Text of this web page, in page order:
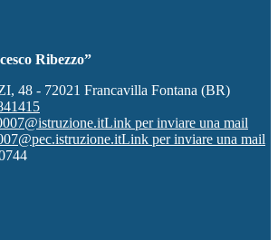
Ribezzo”
48 - 72021 Francavilla Fontana (BR)
Link per inviare una mail
Link per inviare una mail